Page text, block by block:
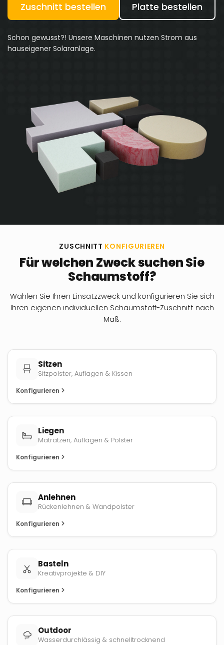
Zuschnitt bestellen Platte bestellen
Schon gewusst?! Unsere Maschinen nutzen Strom aus
hauseigener Solaranlage.
ZUSCHNITT KONFIGURIEREN
Für welchen Zweck suchen Sie
Schaumstoff?
Wählen Sie Ihren Einsatzzweck und konfigurieren Sie sich
Ihren eigenen individuellen Schaumstoff-Zuschnitt nach
Maß.
Sitzen
Sitzpolster, Auflagen & Kissen
Konfigurieren
Liegen
Matratzen, Auflagen & Polster
Konfigurieren
Anlehnen
Rückenlehnen & Wandpolster
Konfigurieren
Basteln
Kreativprojekte & DIY
Konfigurieren
Outdoor
Wasserdurchlässig & schnelltrocknend